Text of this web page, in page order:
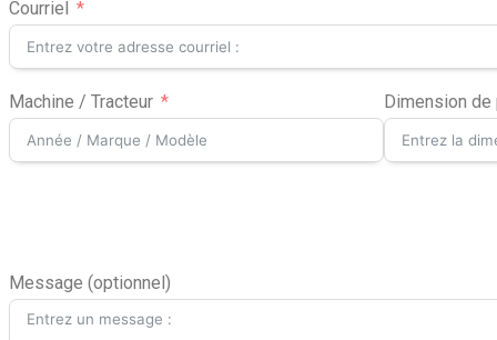
Courriel
Machine / Tracteur Dimension
Message (optionnel)